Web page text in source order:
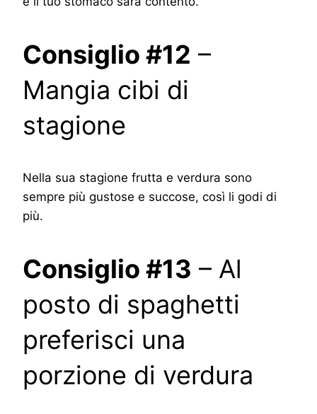
Consiglio #12 –
Mangia cibi di
stagione
Nella sua stagione frutta e verdura sono
sempre più gustose e succose, così li godi di
più.
Consiglio #13 – Al
posto di spaghetti
preferisci una
porzione di verdura